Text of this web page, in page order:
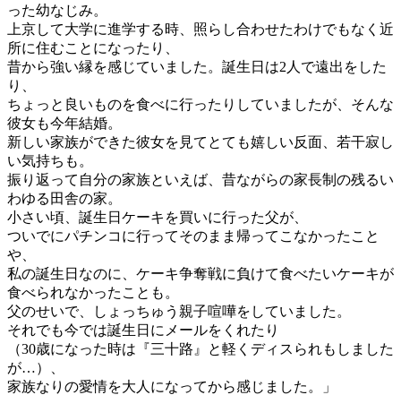
った幼なじみ。
上京して大学に進学する時、照らし合わせたわけでもなく近
所に住むことになったり、
昔から強い縁を感じていました。誕生日は2人で遠出をした
り、
ちょっと良いものを食べに行ったりしていましたが、そんな
彼女も今年結婚。
新しい家族ができた彼女を見てとても嬉しい反面、若干寂し
い気持ちも。
振り返って自分の家族といえば、昔ながらの家長制の残るい
わゆる田舎の家。
小さい頃、誕生日ケーキを買いに行った父が、
ついでにパチンコに行ってそのまま帰ってこなかったこと
や、
私の誕生日なのに、ケーキ争奪戦に負けて食べたいケーキが
食べられなかったことも。
父のせいで、しょっちゅう親子喧嘩をしていました。
それでも今では誕生日にメールをくれたり
（30歳になった時は『三十路』と軽くディスられもしました
が…）、
家族なりの愛情を大人になってから感じました。」